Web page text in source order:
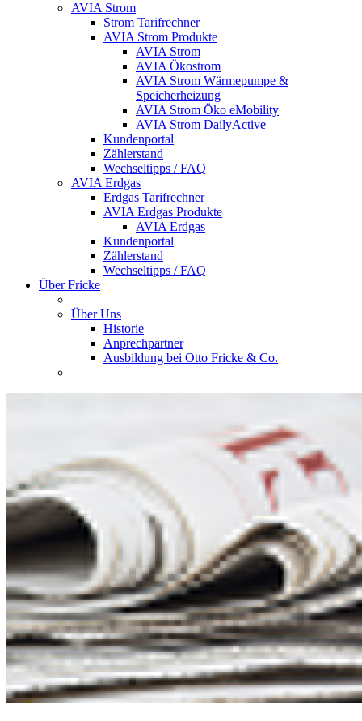
AVIA Strom
Strom Tarifrechner
AVIA Strom Produkte
AVIA Strom
AVIA Ökostrom
AVIA Strom Wärmepumpe &
Speicherheizung
AVIA Strom Öko eMobility
AVIA Strom DailyActive
Kundenportal
Zählerstand
Wechseltipps / FAQ
AVIA Erdgas
Erdgas Tarifrechner
AVIA Erdgas Produkte
AVIA Erdgas
Kundenportal
Zählerstand
Wechseltipps / FAQ
Über Fricke
Über Uns
Historie
Anprechpartner
Ausbildung bei Otto Fricke & Co.